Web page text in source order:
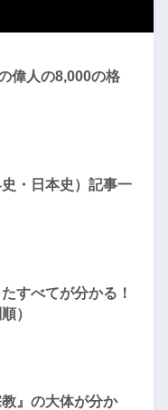
偉人の8,000の格
・日本史）記事一
すべてが分かる！
）
』の大体が分か